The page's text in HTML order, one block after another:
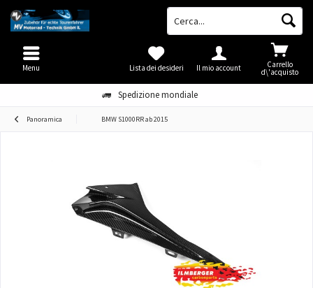
Spedizione mondiale
Carrello
d\'acquisto
Lista dei desideri Il mio account
Menu
Panoramica BMW S1000RR ab 2015